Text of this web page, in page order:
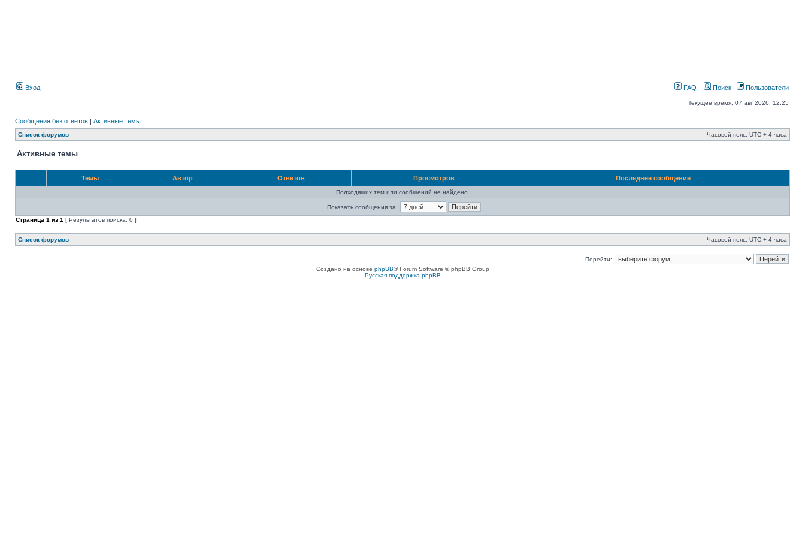
Вход FAQ Поиск Пользователи
Текущее время: 07 авг 2026, 12:25
Сообщения без ответов | Активные темы
Список форумов Часовой пояс: UTC + 4 часа
Активные темы
Темы Автор Ответов Просмотров Последнее сообщение
Подходящих тем или сообщений не найдено.
Показать сообщения за:
Страница 1 из 1 [ Результатов поиска: 0 ]
Список форумов Часовой пояс: UTC + 4 часа
Перейти:
Создано на основе phpBB® Forum Software © phpBB Group
Русская поддержка phpBB